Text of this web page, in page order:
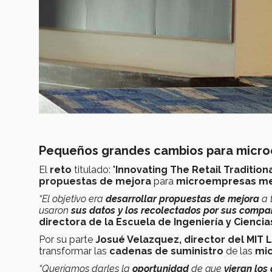
Pequeños grandes cambios para
El reto titulado: " Innovating The Retail
propuestas de mejora para microempresas
“El objetivo era desarrollar propuestas de mejora a
usaronsus datos y los recolectados por sus
directora de la Escuela de Ingeniería y
Por su parte Josué Velazquez, director del MIT
transformar las cadenas de suministro de las
“Queríamos darles la oportunidadde que vieran los